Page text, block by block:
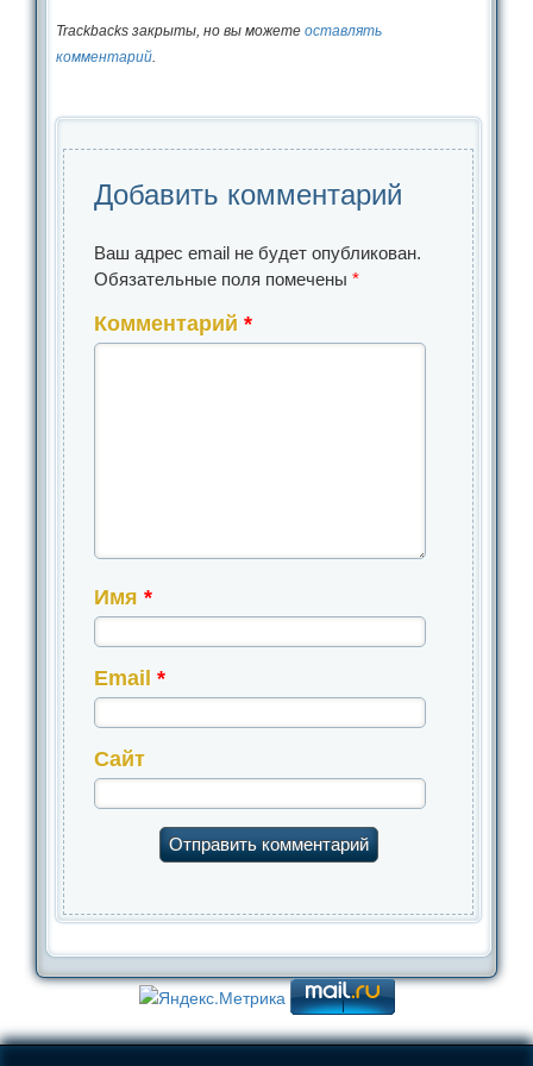
Trackbacks закрыты, но вы можетеоставлять
комментарий.
Добавить комментарий
Ваш адрес email не будет опубликован.
Обязательные поля помечены*
Комментарий*
Имя*
Email*
Сайт